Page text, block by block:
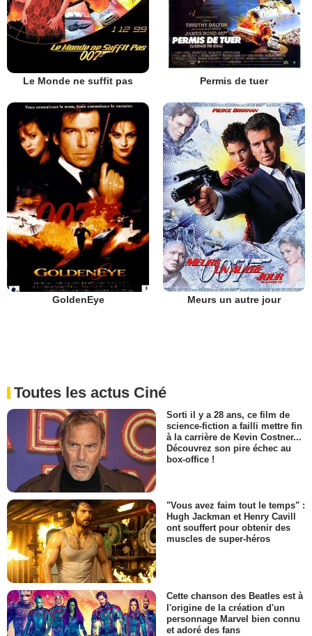
Le Monde ne suffit pas Permis de tuer
GoldenEye Meurs un autre jour
Toutes les actus Ciné
Sorti il y a 28 ans, ce film de
science-fiction a failli mettre fin
à la carrière de Kevin Costner...
Découvrez son pire échec au
box-office !
"Vous avez faim tout le temps" :
Hugh Jackman et Henry Cavill
ont souffert pour obtenir des
muscles de super-héros
Cette chanson des Beatles est à
l'origine de la création d'un
personnage Marvel bien connu
et adoré des fans